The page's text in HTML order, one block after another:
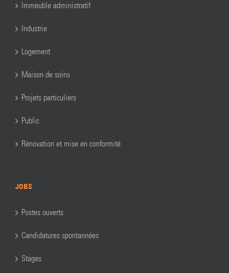
Immeuble administratif
Industrie
Logement
Maison de soins
Projets particuliers
Public
Rénovation et mise en conformité
JOBS
Postes ouverts
Candidatures spontannées
Stages